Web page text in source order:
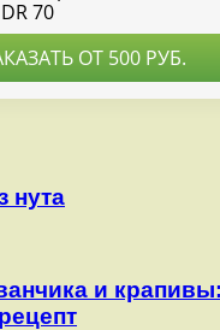
нута
и